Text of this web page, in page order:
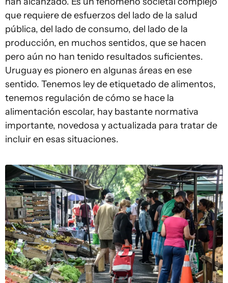
que requiere de esfuerzos del lado de la salud
pública, del lado de consumo, del lado de la
producción, en muchos sentidos, que se hacen
pero aún no han tenido resultados suficientes.
Uruguay es pionero en algunas áreas en ese
sentido. Tenemos ley de etiquetado de alimentos,
tenemos regulación de cómo se hace la
alimentación escolar, hay bastante normativa
importante, novedosa y actualizada para tratar de
incluir en esas situaciones.